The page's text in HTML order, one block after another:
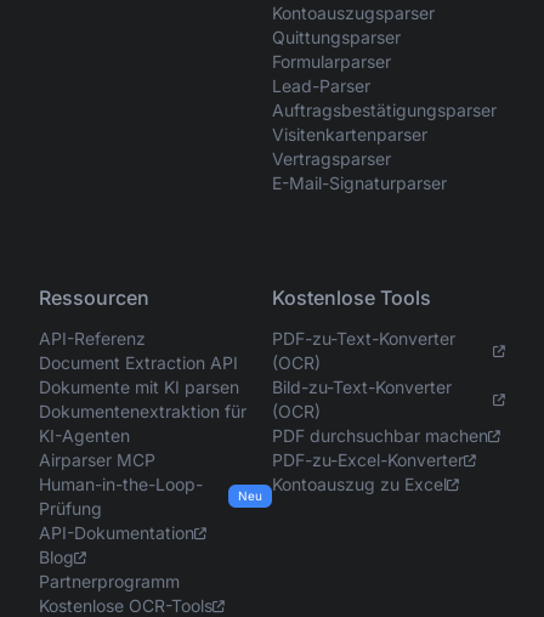
Kontoauszugsparser
Quittungsparser
Formularparser
Lead-Parser
Auftragsbestätigungsparser
Visitenkartenparser
Vertragsparser
E-Mail-Signaturparser
Ressourcen
API-Referenz
Document Extraction API
Dokumente mit KI parsen
Dokumentenextraktion für
KI-Agenten
Airparser MCP
Human-in-the-Loop-
Prüfung
Neu
API-Dokumentation
Blog
Partnerprogramm
Kostenlose OCR-Tools
Kostenlose Tools
PDF-zu-Text-Konverter
(OCR)
Bild-zu-Text-Konverter
(OCR)
PDF durchsuchbar machen
PDF-zu-Excel-Konverter
Kontoauszug zu Excel